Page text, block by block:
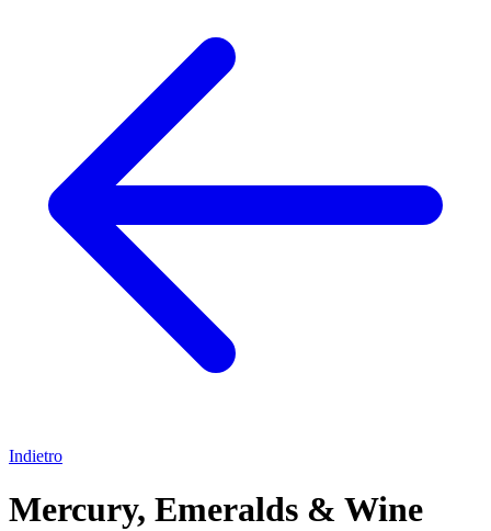
Indietro
Mercury, Emeralds & Wine